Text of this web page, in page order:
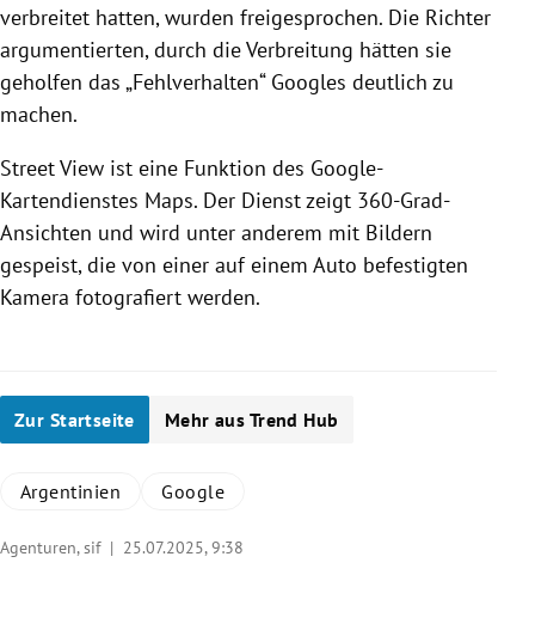
verbreitet hatten, wurden freigesprochen. Die Richter
argumentierten, durch die Verbreitung hätten sie
geholfen das „Fehlverhalten“ Googles deutlich zu
machen.
Street View ist eine Funktion des Google-
Kartendienstes Maps. Der Dienst zeigt 360-Grad-
Ansichten und wird unter anderem mit Bildern
gespeist, die von einer auf einem Auto befestigten
Kamera fotografiert werden.
Zur Startseite Mehr aus Trend Hub
Argentinien Google
Agenturen, sif | 25.07.2025, 9:38